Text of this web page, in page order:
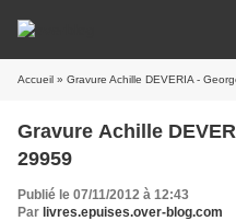
Accueil » Gravure Achille DEVERIA -
Gravure Achille
29959
Publié le 07/11/2012 à 12:43
Par livres.epuises.over-blog.com